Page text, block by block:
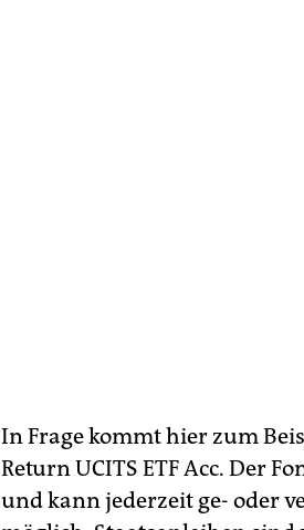
In Frage kommt hier zum
Return UCITS ETF Acc. Der
und kann jederzeit ge- oder